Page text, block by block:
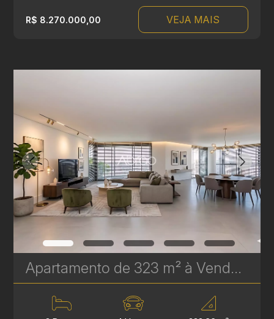
R$ 8.270.000,00 VEJA MAIS
Apartamento de 323 m² à Venda no Epic Água Verde | Em Frente ao Clube Curitibano | Ref. 1719